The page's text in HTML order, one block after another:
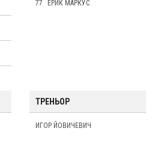
77 ЕРИК МАРКУС
ТРЕНЬОР
ИГОР ЙОВИЧЕВИЧ